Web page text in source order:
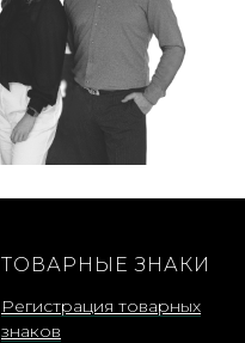
ТОВАРНЫЕ ЗНАКИ
Регистрация товарных
знаков